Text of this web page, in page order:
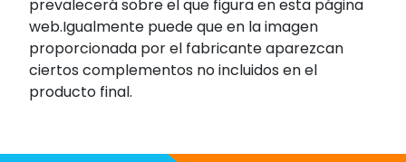
prevalecerá sobre el que figura en esta página
web.Igualmente puede que en la imagen
proporcionada por el fabricante aparezcan
ciertos complementos no incluidos en el
producto final.